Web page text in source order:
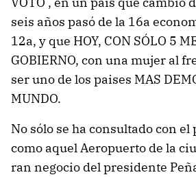
seis años pasó de la 16a
12a, y que HOY, CON SÓLO 5
GOBIERNO, con una mujer al
ser uno de los paises MAS
MUNDO.
No sólo se ha consultado con el
como aquel Aeropuerto de la
ran negocio del presidente